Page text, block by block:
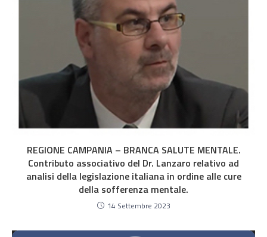
REGIONE CAMPANIA – BRANCA SALUTE MENTALE.
Contributo associativo del Dr. Lanzaro relativo ad
analisi della legislazione italiana in ordine alle cure
della sofferenza mentale.
14 Settembre 2023